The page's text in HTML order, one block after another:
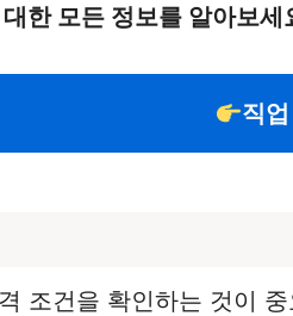
한 모든 정보를 알아보세
직
조건을 확인하는 것이